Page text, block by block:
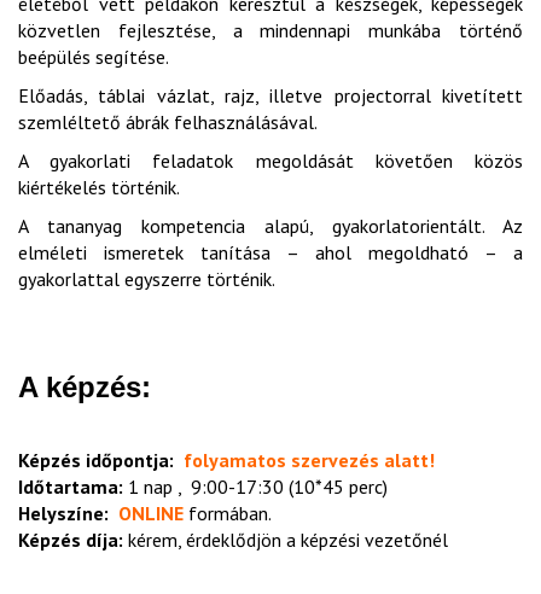
közvetlen fejlesztése, a mindennapi munkába történő
beépülés segítése.
Előadás, táblai vázlat, rajz, illetve projectorral kivetített
szemléltető ábrák felhasználásával.
A gyakorlati feladatok megoldását követően közös
kiértékelés történik.
A tananyag kompetencia alapú, gyakorlatorientált. Az
elméleti ismeretek tanítása – ahol megoldható – a
gyakorlattal egyszerre történik.
A képzés:
Képzés időpontja: folyamatos szervezés alatt!
Időtartama: 1 nap , 9:00-17:30 (10*45 perc)
Helyszíne: ONLINE formában.
Képzés díja: kérem, érdeklődjön a képzési vezetőnél